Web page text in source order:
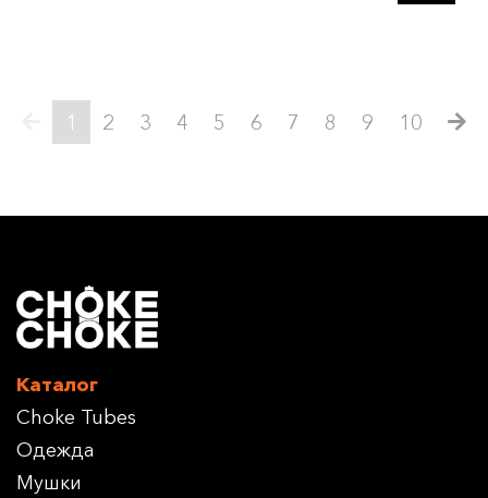
1 2 3 4 5 6 7 8 9 10
Каталог
Choke Tubes
Одежда
Мушки